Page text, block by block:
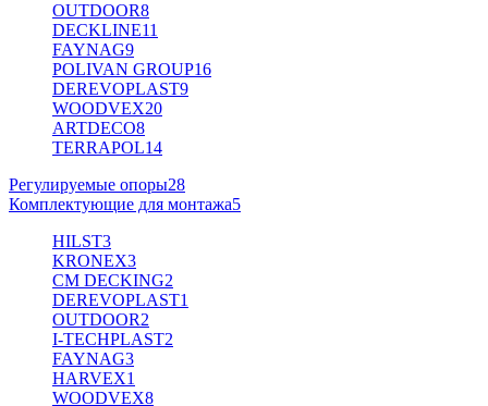
OUTDOOR8
DECKLINE11
FAYNAG9
POLIVAN GROUP16
DEREVOPLAST9
WOODVEX20
ARTDECO8
TERRAPOL14
Регулируемые опоры28
Комплектующие для монтажа5
HILST3
KRONEX3
CM DECKING2
DEREVOPLAST1
OUTDOOR2
I-TECHPLAST2
FAYNAG3
HARVEX1
WOODVEX8